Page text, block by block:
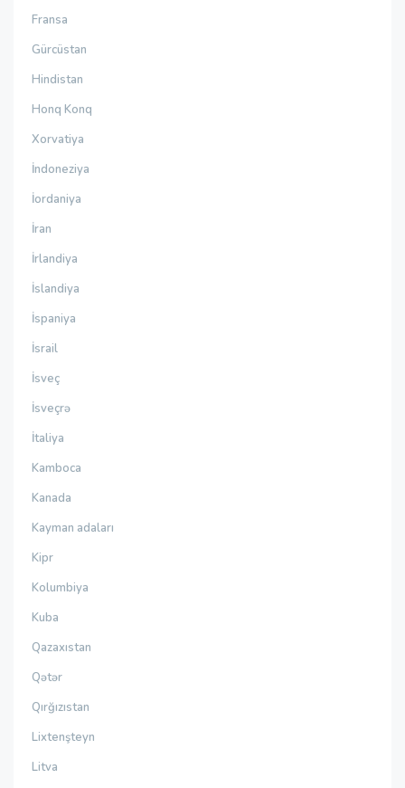
Fransa
Gürcüstan
Hindistan
Honq Konq
Xorvatiya
İndoneziya
İordaniya
İran
İrlandiya
İslandiya
İspaniya
İsrail
İsveç
İsveçrə
İtaliya
Kamboca
Kanada
Kayman adaları
Kipr
Kolumbiya
Kuba
Qazaxıstan
Qətər
Qırğızıstan
Lixtenşteyn
Litva